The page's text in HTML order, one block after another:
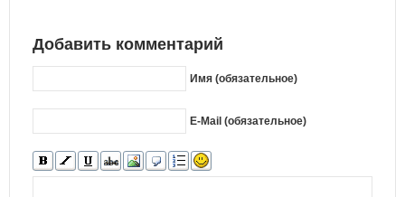
Добавить комментарий
Имя (обязательное)
E-Mail (обязательное)